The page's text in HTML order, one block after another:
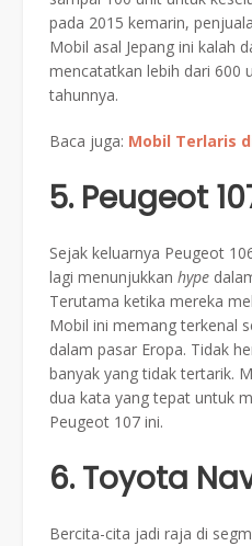
pada 2015 kemarin,
Mobil asal Jepang ini kalah
mencatatkan lebih dari 600
tahunnya.
Baca juga: Mobil Terlaris
5. Peugeot
Sejak keluarnya Peugeot
lagi menunjukkan hype
Terutama ketika mereka
Mobil ini memang terkenal
dalam pasar Eropa. Tidak
banyak yang tidak tertarik.
dua kata yang tepat untuk
Peugeot 107 ini.
6. Toyota
Bercita-cita jadi raja di